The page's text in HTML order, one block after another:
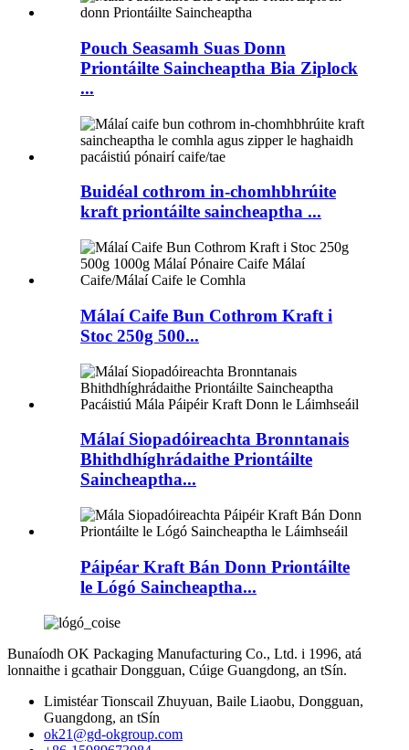
Pouch Seasamh Suas Donn
Priontáilte Saincheaptha Bia Ziplock
...
Buidéal cothrom in-chomhbhrúite
kraft priontáilte saincheaptha ...
Málaí Caife Bun Cothrom Kraft i
Stoc 250g 500...
Málaí Siopadóireachta Bronntanais
Bhithdhíghrádaithe Priontáilte
Saincheaptha...
Páipéar Kraft Bán Donn Priontáilte
le Lógó Saincheaptha...
Bunaíodh OK Packaging Manufacturing Co., Ltd. i 1996, atá
lonnaithe i gcathair Dongguan, Cúige Guangdong, an tSín.
Limistéar Tionscail Zhuyuan, Baile Liaobu, Dongguan,
Guangdong, an tSín
ok21@gd-okgroup.com